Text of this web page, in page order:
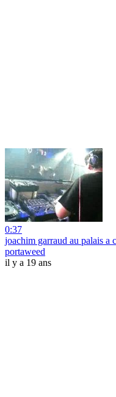
0:37
joachim garraud au palais a
portaweed
il y a 19 ans